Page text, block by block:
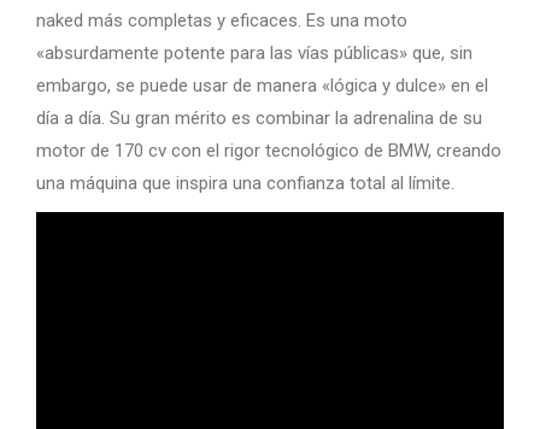
naked más completas y eficaces. Es una moto
«absurdamente potente para las vías públicas» que, sin
embargo, se puede usar de manera «lógica y dulce» en el
día a día. Su gran mérito es combinar la adrenalina de su
motor de 170 cv con el rigor tecnológico de BMW, creando
una máquina que inspira una confianza total al límite.